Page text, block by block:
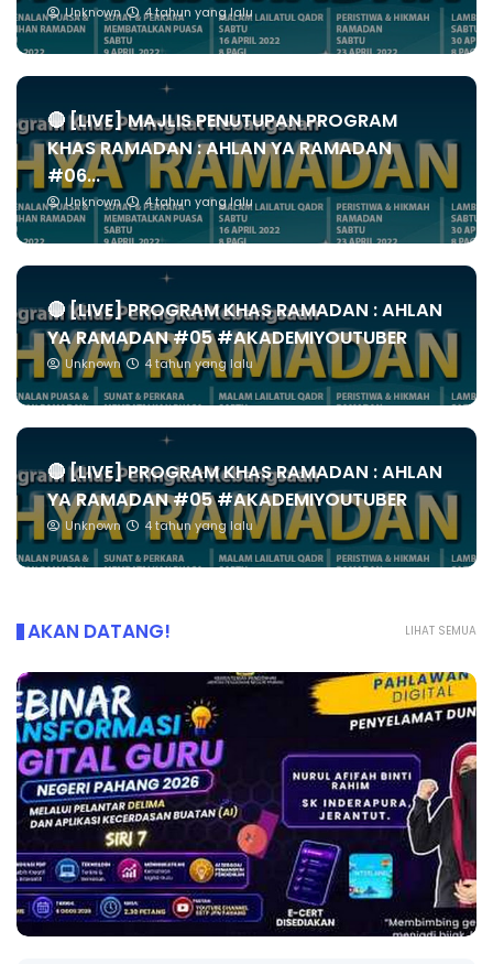
Unknown 4 tahun yang lalu
🔴 [LIVE] MAJLIS PENUTUPAN PROGRAM
KHAS RAMADAN : AHLAN YA RAMADAN
#06...
Unknown 4 tahun yang lalu
🔴 [LIVE] PROGRAM KHAS RAMADAN : AHLAN
YA RAMADAN #05 #AKADEMIYOUTUBER
Unknown 4 tahun yang lalu
🔴 [LIVE] PROGRAM KHAS RAMADAN : AHLAN
YA RAMADAN #05 #AKADEMIYOUTUBER
Unknown 4 tahun yang lalu
LIHAT SEMUA
AKAN DATANG!